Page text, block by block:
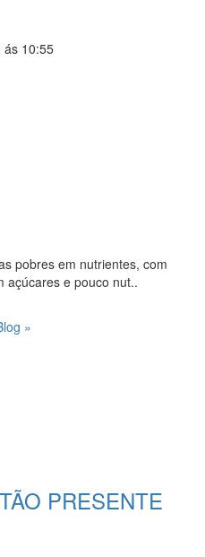
ás 10:55
pobres em nutrientes, com
açúcares e pouco nut..
»
PRESENTE